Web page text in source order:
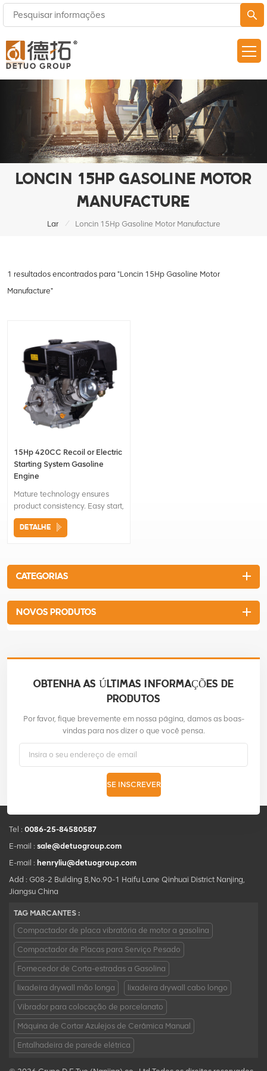
LONCIN 15HP GASOLINE MOTOR
MANUFACTURE
Lar / Loncin 15Hp Gasoline Motor Manufacture
1 resultados encontrados para "Loncin 15Hp Gasoline Motor
Manufacture"
15Hp 420CC Recoil or Electric
Starting System Gasoline
Engine
Mature technology ensures
product consistency. Easy start,
start within 3 attempts.
Optimized combustion
Lower fuel consumption and
exhaust emission.
DETALHE
CATEGORIAS
NOVOS PRODUTOS
OBTENHA AS ÚLTIMAS INFORMAÇÕES DE
PRODUTOS
Por favor, fique brevemente em nossa página, damos as boas-
vindas para nos dizer o que você pensa.
SE INSCREVER
Tel : 0086-25-84580587
E-mail : sale@detuogroup.com
E-mail : henryliu@detuogroup.com
Add : G08-2 Building B,No.90-1 Haifu Lane Qinhuai District Nanjing,
Jiangsu China
TAG MARCANTES :
Compactador de placa vibratória de motor a gasolina
Compactador de Placas para Serviço Pesado
Fornecedor de Corta-estradas a Gasolina
lixadeira drywall mão longa lixadeira drywall cabo longo
Vibrador para colocação de porcelanato
Máquina de Cortar Azulejos de Cerâmica Manual
Entalhadeira de parede elétrica